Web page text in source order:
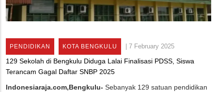
PENDIDIKAN KOTA BENGKULU 7 February 2025
129 Sekolah di Bengkulu Diduga Lalai Finalisasi PDSS, Siswa
Terancam Gagal Daftar SNBP 2025
Indonesiaraja.com,Bengkulu- Sebanyak 129 satuan pendidikan